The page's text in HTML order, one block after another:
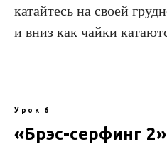
катайтесь на своей
и вниз как чайки
Урок 6
«Брэс-серфинг 2»